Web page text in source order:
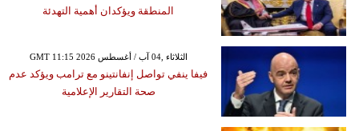
المنطقة ويؤكدان أهمية التهدئة
GMT 11:15 2026 الثلاثاء ,04 آب / أغسطس
فيفا ينفي تواصل إنفانتينو مع ترامب ويؤكد عدم
صحة التقارير الإعلامية